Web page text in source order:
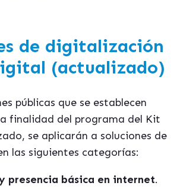
de digitalización
(actualizado)
públicas que se establecen
finalidad del programa del Kit
se aplicarán a soluciones de
las siguientes categorías:
presencia básica en internet.